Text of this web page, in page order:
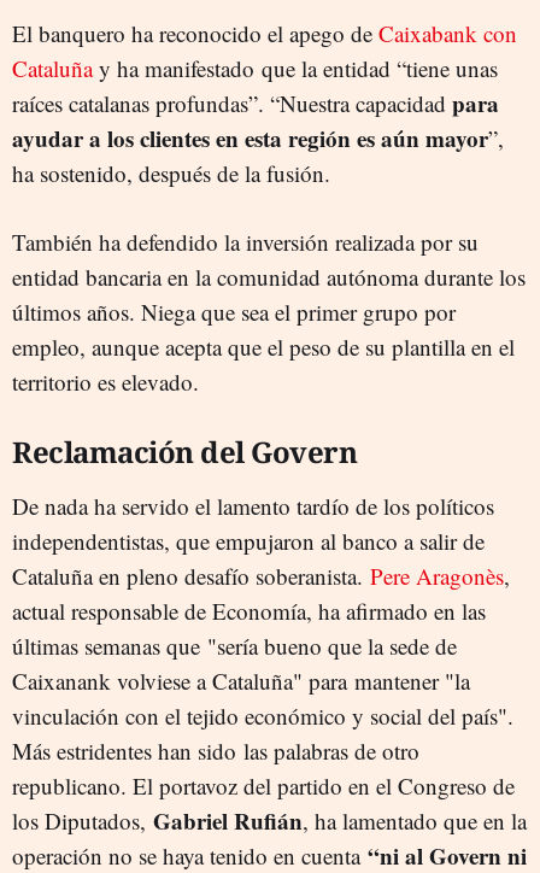
El banquero ha reconocido el apego de Caixabank con
Cataluñay ha manifestado que la entidad “tiene unas
raíces catalanas profundas”. “Nuestra capacidad para
ayudar a los clientes en esta región es aún mayor”,
ha sostenido, después de la fusión.
También ha defendido la inversión realizada por su
entidad bancaria en la comunidad autónoma durante los
últimos años. Niega que sea el primer grupo por
empleo, aunque acepta que el peso de su plantilla en el
territorio es elevado.
Reclamación del Govern
De nada ha servido el lamento tardío de los políticos
independentistas, que empujaron al banco a salir de
Cataluña en pleno desafío soberanista. Pere Aragonès,
actual responsable de Economía, ha afirmado en las
últimas semanas que "sería bueno que la sede de
Caixanank volviese a Cataluña" para mantener "la
vinculación con el tejido económico y social del país".
Más estridentes han sido las palabras de otro
republicano. El portavoz del partido en el Congreso de
los Diputados, Gabriel Rufián, ha lamentado que en la
operación no se haya tenido en cuenta “ni al Govern ni